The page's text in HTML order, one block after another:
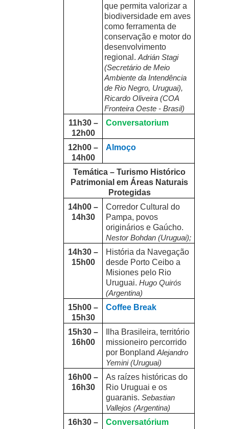
que permita valorizar a
biodiversidade em aves
como ferramenta de
conservação e motor do
desenvolvimento
regional.Adrián Stagi
(Secretário de Meio
Ambiente da Intendência
de Rio Negro, Uruguai),
Ricardo Oliveira (COA
Fronteira Oeste - Brasil)
11h30 –
12h00
Conversatorium
12h00 –
14h00
Almoço
Temática – Turismo Histórico
Patrimonial em Áreas Naturais
Protegidas
14h00 –
14h30
Corredor Cultural do
Pampa, povos
originários e Gaúcho.
Nestor Bohdan (Uruguai);
14h30 –
15h00
História da Navegação
desde Porto Ceibo a
Misiones pelo Rio
Uruguai.Hugo Quirós
(Argentina)
15h00 –
15h30
Coffee Break
15h30 –
16h00
Ilha Brasileira, território
missioneiro percorrido
por BonplandAlejandro
Yemini (Uruguai)
16h00 –
16h30
As raízes históricas do
Rio Uruguai e os
guaranis.Sebastian
Vallejos (Argentina)
16h30 –
Conversatórium